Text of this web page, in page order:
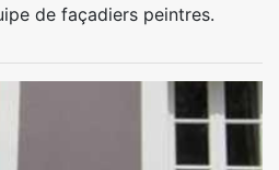
de façadiers peintres.